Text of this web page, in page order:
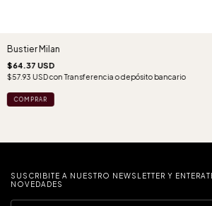
Bustier Milan
$64.37 USD
$57.93 USDcon Transferencia o depósito bancario
COMPRAR
SUSCRIBITE A NUESTRO NEWSLETTER Y
NOVEDADES